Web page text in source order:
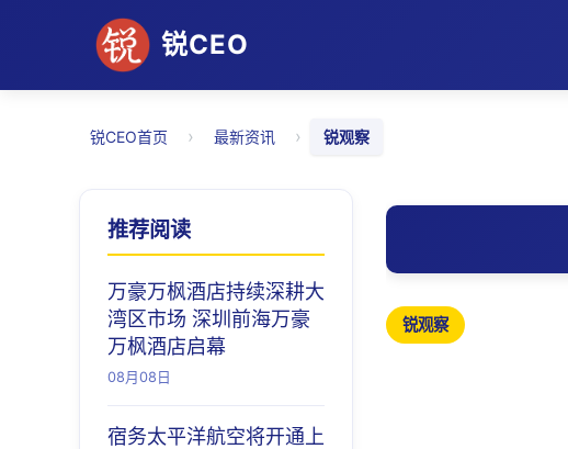
锐CEO
锐CEO首页 › 最新资讯 › 锐观察
推荐阅读
万豪万枫酒店持续深耕大
湾区市场 深圳前海万豪
万枫酒店启幕
08月08日
宿务太平洋航空将开通上
锐观察